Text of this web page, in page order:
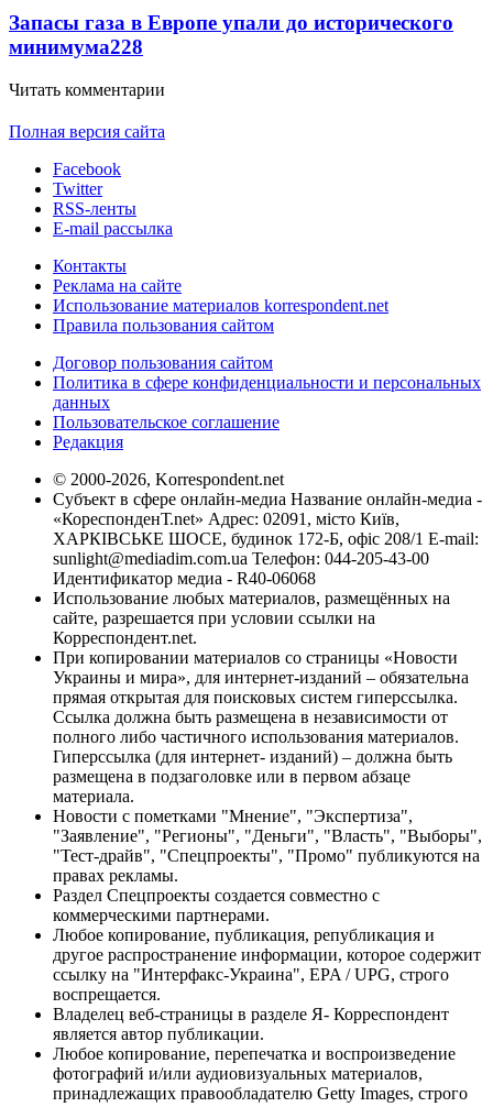
Запасы газа в Европе упали до исторического
минимума228
Читать комментарии
Полная версия сайта
Facebook
Twitter
RSS-ленты
E-mail рассылка
Контакты
Реклама на сайте
Использование материалов korrespondent.net
Правила пользования сайтом
Договор пользования сайтом
Политика в сфере конфиденциальности и персональных
данных
Пользовательское соглашение
Редакция
© 2000-2026, Korrespondent.net
Субъект в сфере онлайн-медиа Название онлайн-медиа -
«КореспонденТ.net» Адрес: 02091, місто Київ,
ХАРКІВСЬКЕ ШОСЕ, будинок 172-Б, офіс 208/1 E-mail:
sunlight@mediadim.com.ua Телефон: 044-205-43-00
Идентификатор медиа - R40-06068
Использование любых материалов, размещённых на
сайте, разрешается при условии ссылки на
Корреспондент.net.
При копировании материалов со страницы «Новости
Украины и мира», для интернет-изданий – обязательна
прямая открытая для поисковых систем гиперссылка.
Ссылка должна быть размещена в независимости от
полного либо частичного использования материалов.
Гиперссылка (для интернет- изданий) – должна быть
размещена в подзаголовке или в первом абзаце
материала.
Новости с пометками "Мнение", "Экспертиза",
"Заявление", "Регионы", "Деньги", "Власть", "Выборы",
"Тест-драйв", "Спецпроекты", "Промо" публикуются на
правах рекламы.
Раздел Спецпроекты создается совместно с
коммерческими партнерами.
Любое копирование, публикация, републикация и
другое распространение информации, которое содержит
ссылку на "Интерфакс-Украина", EPA / UPG, строго
воспрещается.
Владелец веб-страницы в разделе Я- Корреспондент
является автор публикации.
Любое копирование, перепечатка и воспроизведение
фотографий и/или аудиовизуальных материалов,
принадлежащих правообладателю Getty Images, строго